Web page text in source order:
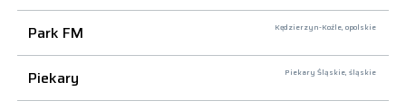
Park FM Kędzierzyn-Koźle, opolskie
Piekary Piekary Śląskie, śląskie